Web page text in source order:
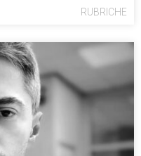
RUBRICHE